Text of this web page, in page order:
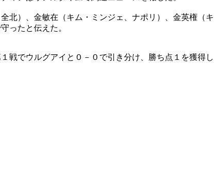
北）、金敏在（キム・ミンジェ、ナポリ）、金英権（キ
ったと伝えた。
戦でウルグアイと０－０で引き分け、勝ち点１を獲得し